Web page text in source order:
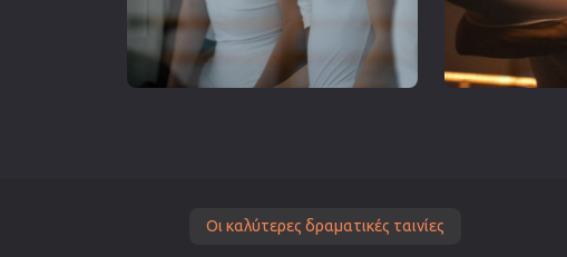
Οι καλύτερες δραματικές ταινίες